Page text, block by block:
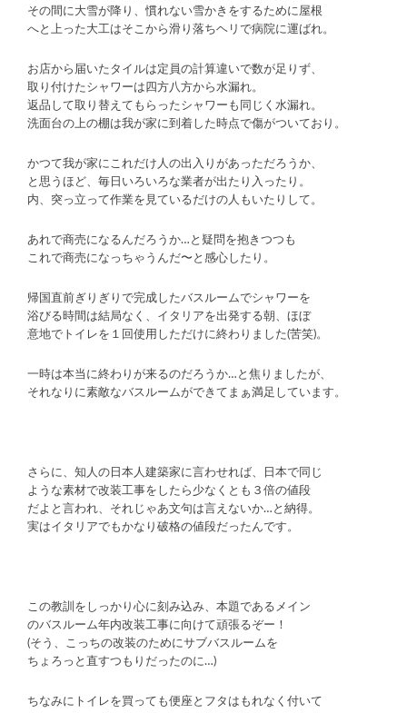
その間に大雪が降り、慣れない雪かきをするために屋根
へと上った大工はそこから滑り落ちヘリで病院に運ばれ。
お店から届いたタイルは定員の計算違いで数が足りず、
取り付けたシャワーは四方八方から水漏れ。
返品して取り替えてもらったシャワーも同じく水漏れ。
洗面台の上の棚は我が家に到着した時点で傷がついており。
かつて我が家にこれだけ人の出入りがあっただろうか、
と思うほど、毎日いろいろな業者が出たり入ったり。
内、突っ立って作業を見ているだけの人もいたりして。
あれで商売になるんだろうか…と疑問を抱きつつも
これで商売になっちゃうんだ〜と感心したり。
帰国直前ぎりぎりで完成したバスルームでシャワーを
浴びる時間は結局なく、イタリアを出発する朝、ほぼ
意地でトイレを１回使用しただけに終わりました(苦笑)。
一時は本当に終わりが来るのだろうか…と焦りましたが、
それなりに素敵なバスルームができてまぁ満足しています。
さらに、知人の日本人建築家に言わせれば、日本で同じ
ような素材で改装工事をしたら少なくとも３倍の値段
だよと言われ、それじゃあ文句は言えないか…と納得。
実はイタリアでもかなり破格の値段だったんです。
この教訓をしっかり心に刻み込み、本題であるメイン
のバスルーム年内改装工事に向けて頑張るぞー！
(そう、こっちの改装のためにサブバスルームを
ちょろっと直すつもりだったのに…)
ちなみにトイレを買っても便座とフタはもれなく付いて